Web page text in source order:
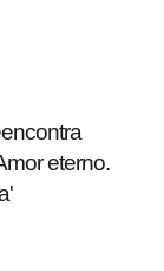
eterno.